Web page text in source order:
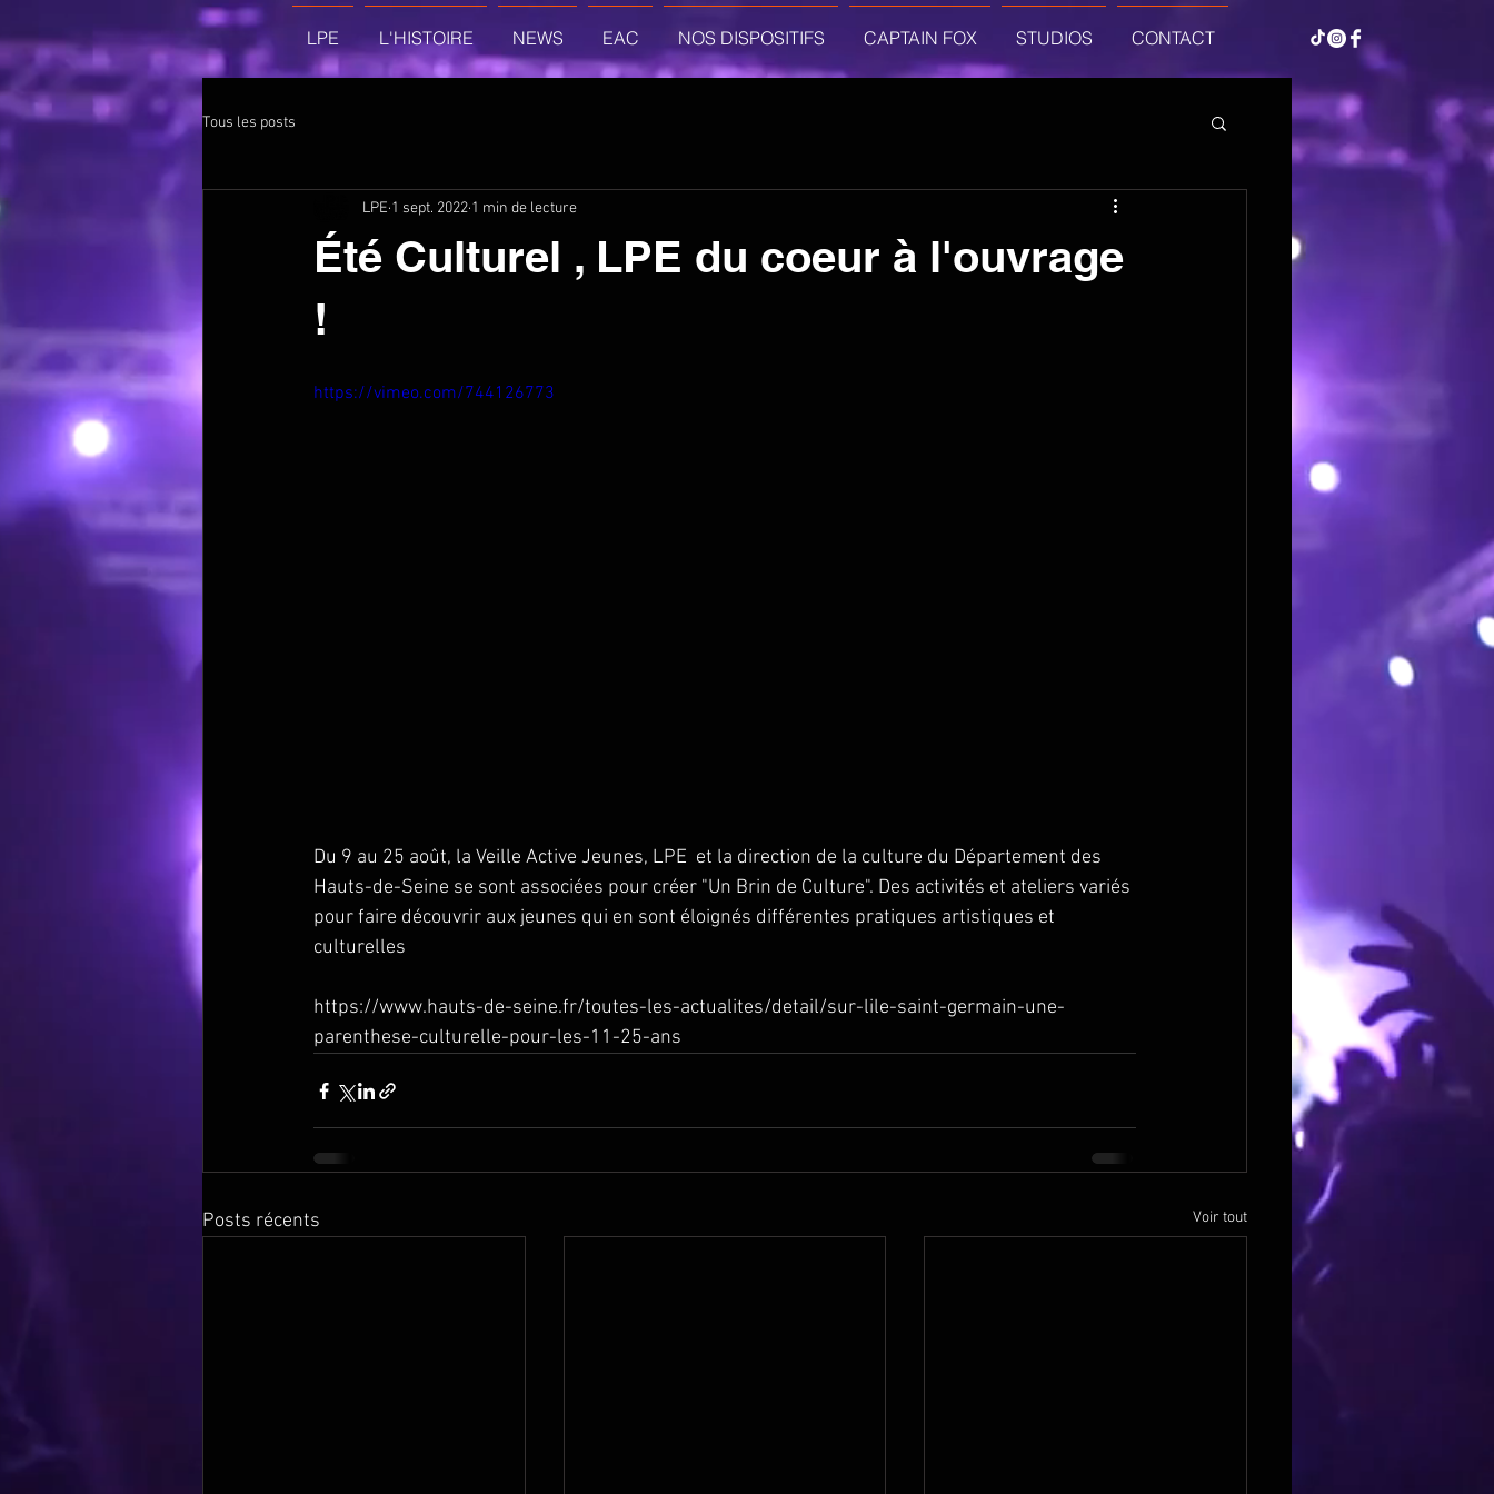
LPE L'HISTOIRE NEWS EAC NOS DISPOSITIFS CAPTAIN FOX STUDIOS CONTACT
Tous les posts
Été Culturel , LPE du coeur à l'ouvrage
!
LPE 1 sept. 2022 1 min de lecture
https://vimeo.com/744126773
Du 9 au 25 août, la Veille Active Jeunes, LPE  et la direction de la culture du Département des
Hauts-de-Seine se sont associées pour créer "Un Brin de Culture". Des activités et ateliers variés
pour faire découvrir aux jeunes qui en sont éloignés différentes pratiques artistiques et
culturelles
https://www.hauts-de-seine.fr/toutes-les-actualites/detail/sur-lile-saint-germain-une-
parenthese-culturelle-pour-les-11-25-ans
Posts récents Voir tout